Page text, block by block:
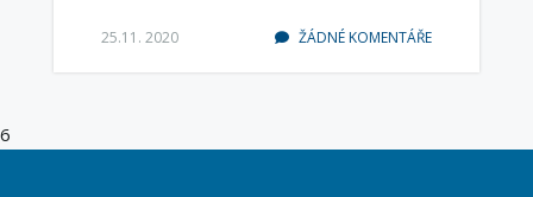
25.11. 2020 ŽÁDNÉ KOMENTÁŘE
6